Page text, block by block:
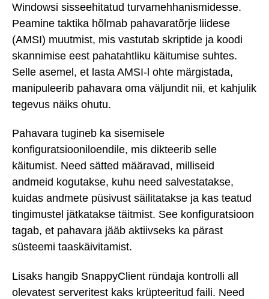
Windowsi sisseehitatud turvamehhanismidesse.
Peamine taktika hõlmab pahavaratõrje liidese
(AMSI) muutmist, mis vastutab skriptide ja koodi
skannimise eest pahatahtliku käitumise suhtes.
Selle asemel, et lasta AMSI-l ohte märgistada,
manipuleerib pahavara oma väljundit nii, et kahjulik
tegevus näiks ohutu.
Pahavara tugineb ka sisemisele
konfiguratsiooniloendile, mis dikteerib selle
käitumist. Need sätted määravad, milliseid
andmeid kogutakse, kuhu need salvestatakse,
kuidas andmete püsivust säilitatakse ja kas teatud
tingimustel jätkatakse täitmist. See konfiguratsioon
tagab, et pahavara jääb aktiivseks ka pärast
süsteemi taaskäivitamist.
Lisaks hangib SnappyClient ründaja kontrolli all
olevatest serveritest kaks krüpteeritud faili. Need